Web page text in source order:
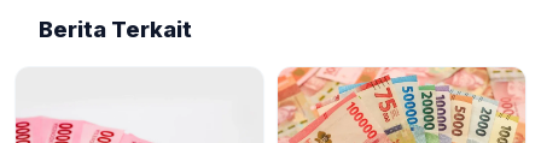
Berita Terkait